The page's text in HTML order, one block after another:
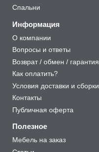
Спальни
Информация
О компании
Вопросы и ответы
Возврат / обмен / гарантия
Как оплатить?
Условия доставки и сборки
Контакты
Публичная оферта
Полезное
Мебель на заказ